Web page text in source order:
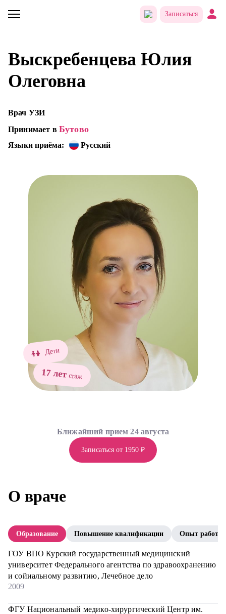
Записаться
Выскребенцева Юлия
Олеговна
Врач УЗИ
Принимает в Бутово
Языки приёма: Русский
Дети
17 летстаж
Записаться от 1950 ₽
Ближайший прием 24 августа
О враче
Образование Повышение квалификации Опыт работы
ГОУ ВПО Курский государственный медицинский
университет Федерального агентства по здравоохранению
и сойиальному развитию, Лечебное дело
2009
ФГУ Национальный медико-хирургический Центр им.